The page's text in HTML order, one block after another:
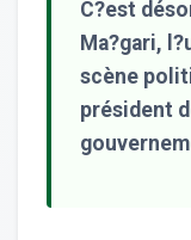
C?est
Ma?gari,
scène
président